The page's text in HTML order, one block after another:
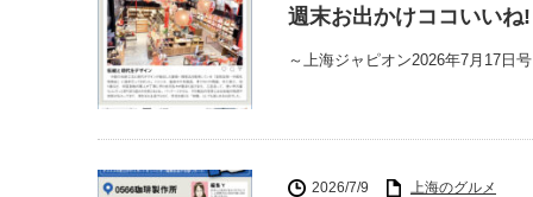
週末お出かけココいい
～上海ジャピオン2026年7月17日
2026/7/9 上海のグルメ